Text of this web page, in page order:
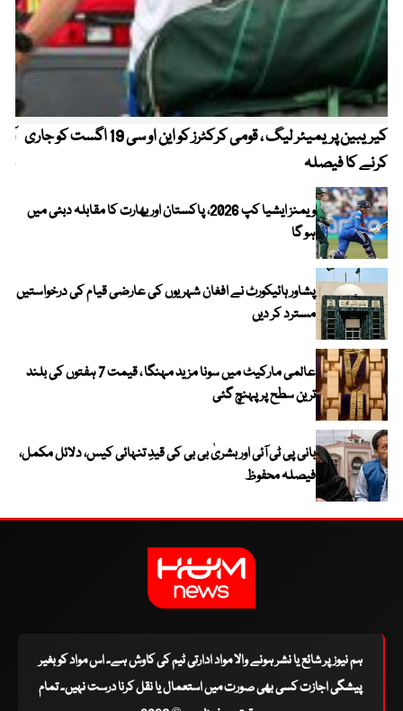
کیریبین پریمیئر لیگ ، قومی کرکٹرز کو این او سی 19 اگست کو جاری
کرنے کا فیصلہ
ویمنز ایشیا کپ 2026، پاکستان اور بھارت کا مقابلہ دبئی میں
ہو گا
پشاور ہائیکورٹ نے افغان شہریوں کی عارضی قیام کی درخواستیں
مسترد کر دیں
عالمی مارکیٹ میں سونا مزید مہنگا ، قیمت 7 ہفتوں کی بلند
ترین سطح پر پہنچ گئی
بانی پی ٹی آئی اور بشریٰ بی بی کی قیدِ تنہائی کیس، دلائل مکمل،
فیصلہ محفوظ
ہم نیوز پر شائع یا نشر ہونے والا مواد ادارتی ٹیم کی کاوش ہے۔ اس مواد کو بغیر
پیشگی اجازت کسی بھی صورت میں استعمال یا نقل کرنا درست نہیں۔ تمام